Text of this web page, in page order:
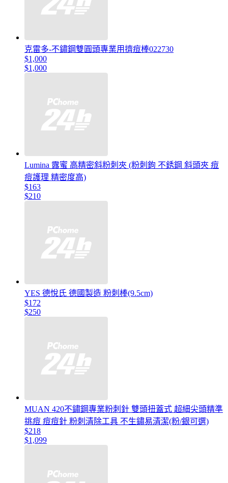
克雷多-不鏽鋼雙圓頭專業用擠痘棒022730
$1,000
$1,000
Lumina 露蜜 高精密斜粉刺夾 (粉刺鉤 不銹鋼 斜頭夾 痘
痘護理 精密度高)
$163
$210
YES 德悅氏 德國製造 粉刺棒(9.5cm)
$172
$250
MUAN 420不鏽鋼專業粉刺針 雙頭扭蓋式 超細尖頭精準
挑痘 痘痘針 粉刺清除工具 不生鏽易清潔(粉/銀可選)
$218
$1,099